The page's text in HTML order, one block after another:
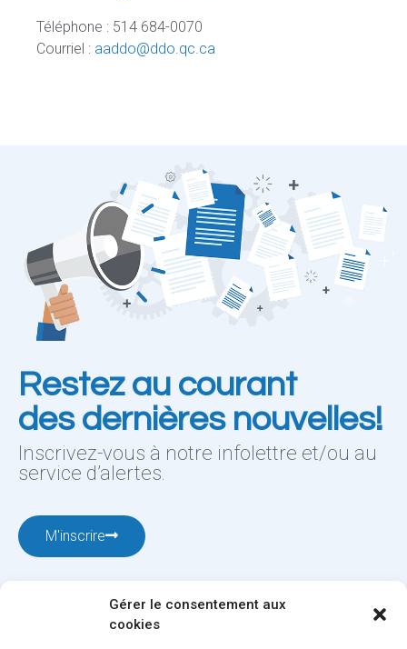
Gérer le consentement aux
cookies
Téléphone : 514 684-0070
Courriel : aaddo@ddo.qc.ca
Restez au courant
des dernières nouvelles!
Inscrivez-vous à notre infolettre et/ou au
service d’alertes.
M'inscrire